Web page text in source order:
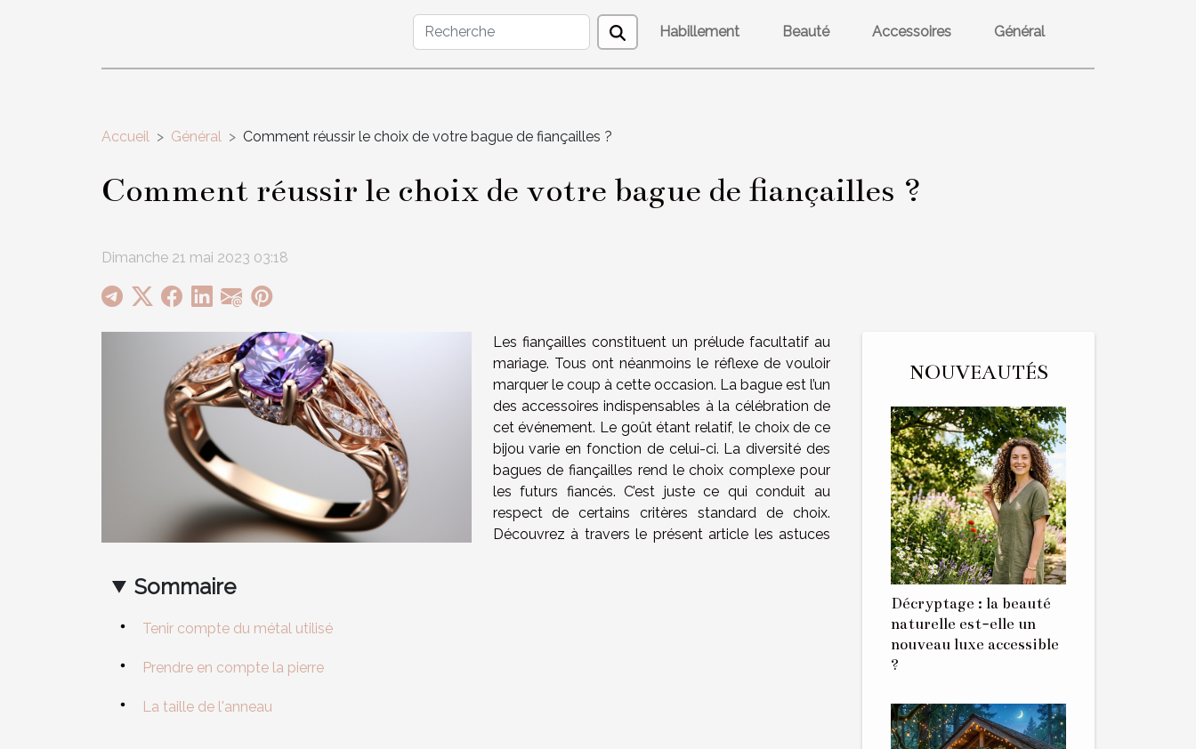
Habillement Beauté Accessoires Général
Accueil Général Comment réussir le choix de votre bague de fiançailles ?
Comment réussir le choix de votre bague de fiançailles ?
Dimanche 21 mai 2023 03:18
Sommaire
Tenir compte du métal utilisé
Prendre en compte la pierre
La taille de l'anneau
Les fiançailles constituent un prélude facultatif au
mariage. Tous ont néanmoins le réflexe de vouloir
marquer le coup à cette occasion. La bague est l’un
des accessoires indispensables à la célébration de
cet événement. Le goût étant relatif, le choix de ce
bijou varie en fonction de celui-ci. La diversité des
bagues de fiançailles rend le choix complexe pour
les futurs fiancés. C’est juste ce qui conduit au
respect de certains critères standard de choix.
Découvrez à travers le présent article les astuces
NOUVEAUTÉS
Décryptage : la beauté
naturelle est-elle un
nouveau luxe accessible
?